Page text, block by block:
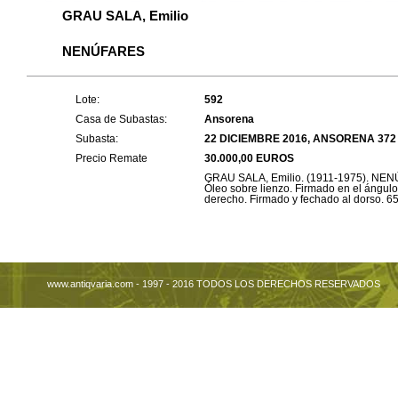
GRAU SALA, Emilio
NENÚFARES
Lote:
592
Casa de Subastas:
Ansorena
Subasta:
22 DICIEMBRE 2016, ANSORENA 372
Precio Remate
30.000,00 EUROS
GRAU SALA, Emilio. (1911-1975).
Óleo sobre lienzo. Firmado en el
derecho. Firmado y fechado al dorso.
www.antiqvaria.com - 1997 - 2016 TODOS LOS DERECHOS RESERVADOS